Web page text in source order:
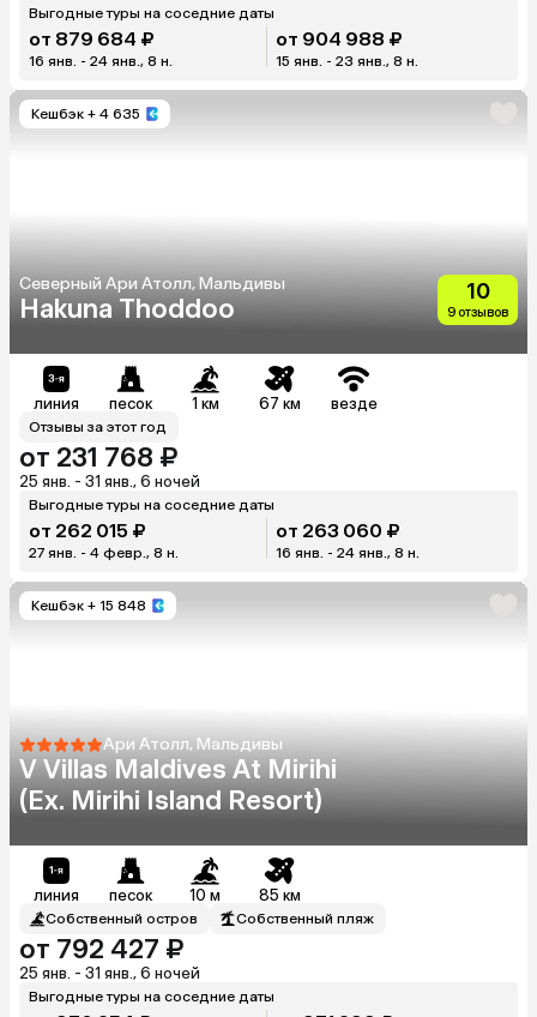
Выгодные туры на соседние даты
от 879 684 ₽
16 янв. - 24 янв., 8 н.
от 904 988 ₽
15 янв. - 23 янв., 8 н.
Кешбэк + 4 635
Северный Ари Атолл, Мальдивы
Hakuna Thoddoo
10
9 отзывов
линия песок 1 км 67 км везде
Отзывы за этот год
от 231 768 ₽
25 янв. - 31 янв., 6 ночей
Выгодные туры на соседние даты
от 262 015 ₽
27 янв. - 4 февр., 8 н.
от 263 060 ₽
16 янв. - 24 янв., 8 н.
Кешбэк + 15 848
Ари Атолл, Мальдивы
V Villas Maldives At Mirihi
(Ex. Mirihi Island Resort)
линия песок 10 м 85 км
Собственный остров Собственный пляж
от 792 427 ₽
25 янв. - 31 янв., 6 ночей
Выгодные туры на соседние даты